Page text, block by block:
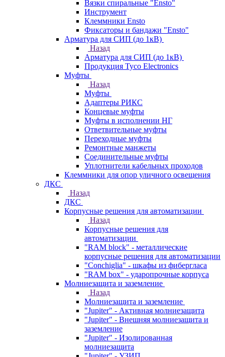
Вязки спиральные "Ensto"
Инструмент
Клеммники Ensto
Фиксаторы и бандажи "Ensto"
Арматура для СИП (до 1кВ)
Назад
Арматура для СИП (до 1кВ)
Продукция Tyco Electronics
Муфты
Назад
Муфты
Адаптеры РИКС
Концевые муфты
Муфты в исполнении НГ
Ответвительные муфты
Переходные муфты
Ремонтные манжеты
Соединительные муфты
Уплотнители кабельных проходов
Клеммники для опор уличного освещения
ДКС
Назад
ДКС
Корпусные решения для автоматизации
Назад
Корпусные решения для
автоматизации
"RAM block" - металлические
корпусные решения для автоматизации
"Conchiglia" - шкафы из фибергласа
"RAM box" - ударопрочные корпуса
Молниезащита и заземление
Назад
Молниезащита и заземление
"Jupiter" - Активная молниезащита
"Jupiter" - Внешняя молниезащита и
заземление
"Jupiter" - Изолированная
молниезащита